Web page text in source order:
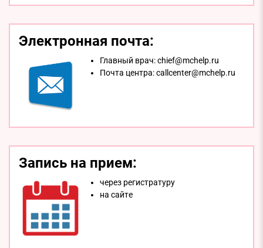
Электронная почта:
Главный врач:chief@mchelp.ru
Почта центра:callcenter@mchelp.ru
Запись на прием:
через регистратуру
на сайтe